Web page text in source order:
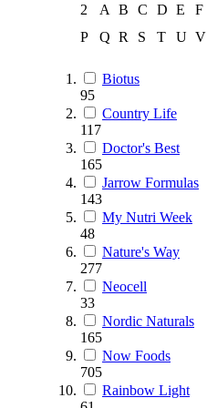
2
A B C D E F
P
Q R S T U V
Biotus
95
Country Life
117
Doctor's Best
165
Jarrow Formulas
143
My Nutri Week
48
Nature's Way
277
Neocell
33
Nordic Naturals
165
Now Foods
705
Rainbow Light